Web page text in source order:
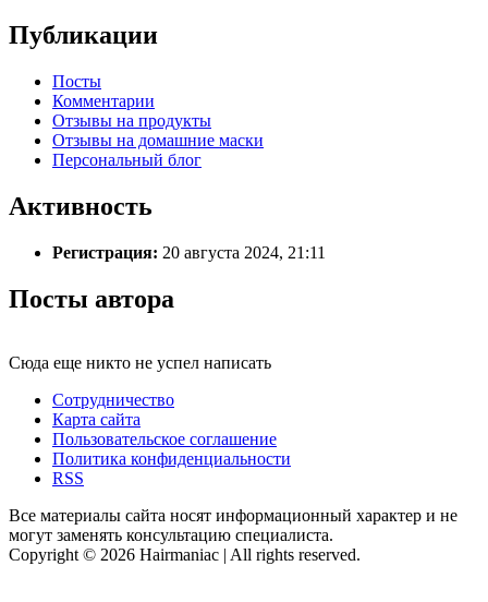
Публикации
Посты
Комментарии
Отзывы на продукты
Отзывы на домашние маски
Персональный блог
Активность
Регистрация: 20 августа 2024, 21:11
Посты автора
Сюда еще никто не успел написать
Сотрудничество
Карта сайта
Пользовательское соглашение
Политика конфиденциальности
RSS
Все материалы сайта носят информационный характер и не
могут заменять консультацию специалиста.
Copyright © 2026 Hairmaniac | All rights reserved.